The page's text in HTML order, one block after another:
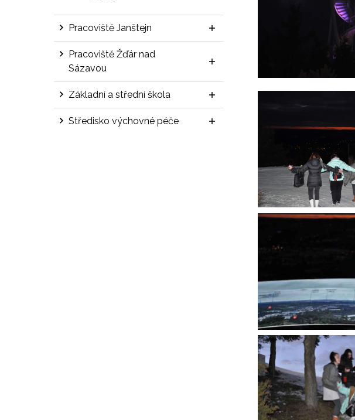
Pracoviště Janštejn
Pracoviště Žďár nad
Sázavou
Základní a střední škola
Středisko výchovné péče